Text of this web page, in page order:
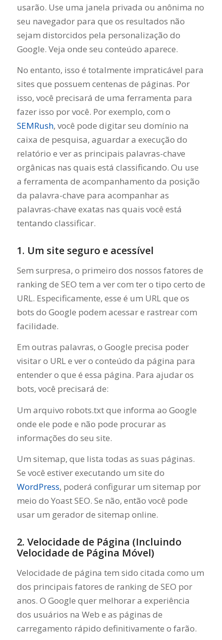
usarão. Use uma janela privada ou anônima no
seu navegador para que os resultados não
sejam distorcidos pela personalização do
Google. Veja onde seu conteúdo aparece.
No entanto, isso é totalmente impraticável para
sites que possuem centenas de páginas. Por
isso, você precisará de uma ferramenta para
fazer isso por você. Por exemplo, com o
SEMRush, você pode digitar seu domínio na
caixa de pesquisa, aguardar a execução do
relatório e ver as principais palavras-chave
orgânicas nas quais está classificando. Ou use
a ferramenta de acompanhamento da posição
da palavra-chave para acompanhar as
palavras-chave exatas nas quais você está
tentando classificar.
1. Um site seguro e acessível
Sem surpresa, o primeiro dos nossos fatores de
ranking de SEO tem a ver com ter o tipo certo de
URL. Especificamente, esse é um URL que os
bots do Google podem acessar e rastrear com
facilidade.
Em outras palavras, o Google precisa poder
visitar o URL e ver o conteúdo da página para
entender o que é essa página. Para ajudar os
bots, você precisará de:
Um arquivo robots.txt que informa ao Google
onde ele pode e não pode procurar as
informações do seu site.
Um sitemap, que lista todas as suas páginas.
Se você estiver executando um site do
WordPress, poderá configurar um sitemap por
meio do Yoast SEO. Se não, então você pode
usar um gerador de sitemap online.
2. Velocidade de Página (Incluindo
Velocidade de Página Móvel)
Velocidade de página tem sido citada como um
dos principais fatores de ranking de SEO por
anos. O Google quer melhorar a experiência
dos usuários na Web e as páginas de
carregamento rápido definitivamente o farão.